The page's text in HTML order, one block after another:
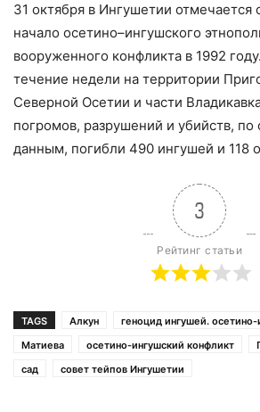
31 октября в Ингушетии отмечается
начало осетино–ингушского
вооруженного конфликта в 1992
течение недели на территории
Северной Осетии и части
погромов, разрушений и убийств,
данным, погибли 490 ингушей и 118
3
Рейтинг статьи
TAGS Алкун
геноцид ингушей.
Матиева
осетино-ингушский конфликт
сад
совет тейпов Ингушетии